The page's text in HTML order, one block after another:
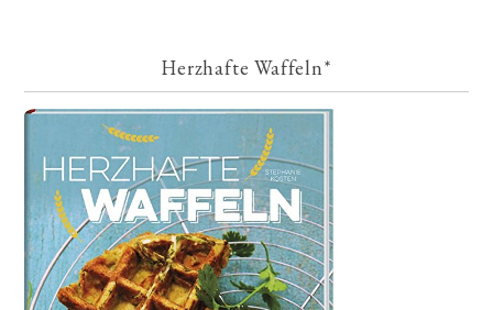
Herzhafte Waffeln*